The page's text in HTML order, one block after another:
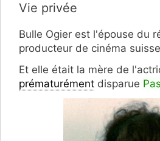
Vie privée
Bulle Ogier est l'épouse du
producteur de cinéma
Et elle était la mère de
prématurément disparue